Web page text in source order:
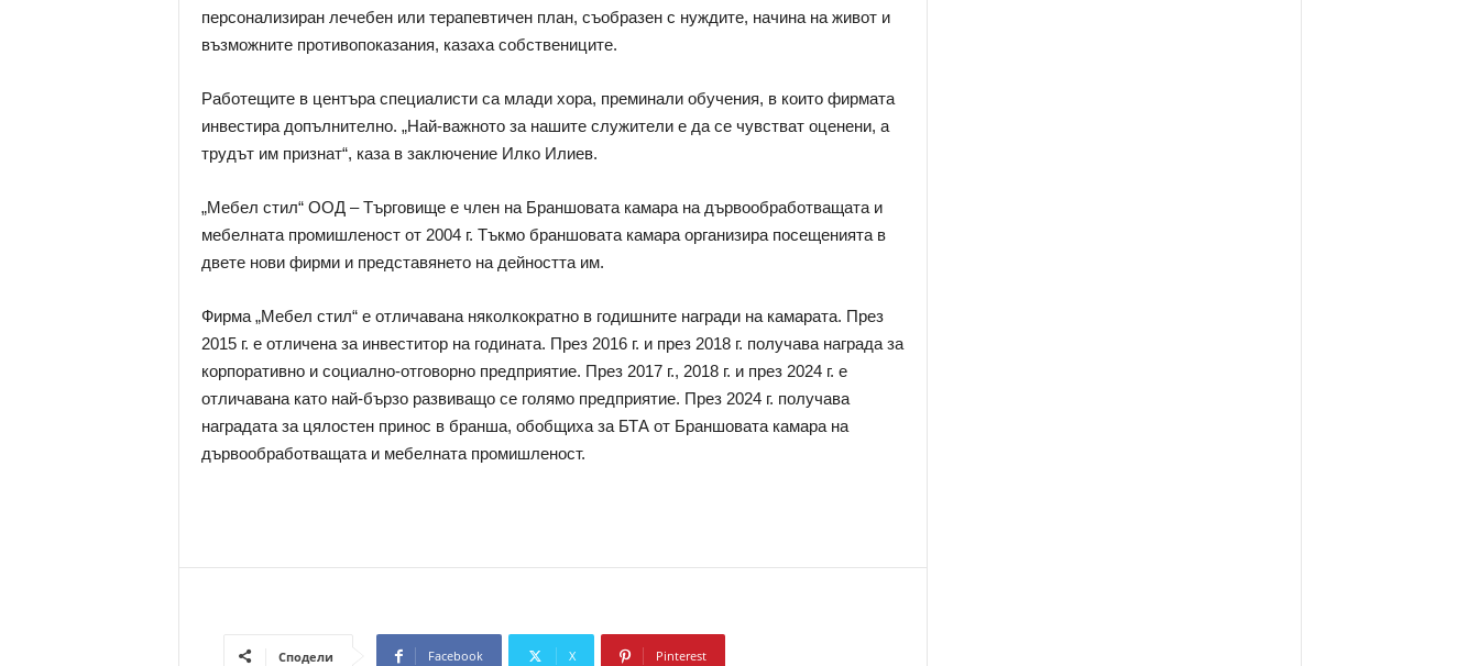
персонализиран лечебен или терапевтичен план, съобразен с нуждите, начина на живот и
възможните противопоказания, казаха собствениците.
Работещите в центъра специалисти са млади хора, преминали обучения, в които фирмата
инвестира допълнително. „Най-важното за нашите служители е да се чувстват оценени, а
трудът им признат“, каза в заключение Илко Илиев.
„Мебел стил“ ООД – Търговище е член на Браншовата камара на дървообработващата и
мебелната промишленост от 2004 г. Тъкмо браншовата камара организира посещенията в
двете нови фирми и представянето на дейността им.
Фирма „Мебел стил“ е отличавана няколкократно в годишните награди на камарата. През
2015 г. е отличена за инвеститор на годината. През 2016 г. и през 2018 г. получава награда за
корпоративно и социално-отговорно предприятие. През 2017 г., 2018 г. и през 2024 г. е
отличавана като най-бързо развиващо се голямо предприятие. През 2024 г. получава
наградата за цялостен принос в бранша, обобщиха за БТА от Браншовата камара на
дървообработващата и мебелната промишленост.
Сподели Facebook X Pinterest